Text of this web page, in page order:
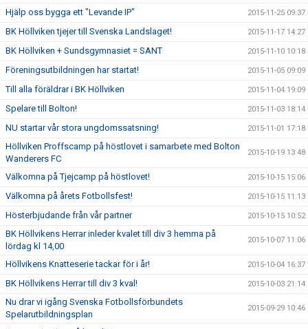
Hjälp oss bygga ett "Levande IP" 2015-11-25 09:37
BK Höllviken tjejer till Svenska Landslaget! 2015-11-17 14:27
BK Höllviken + Sundsgymnasiet = SANT 2015-11-10 10:18
Föreningsutbildningen har startat! 2015-11-05 09:09
Till alla föräldrar i BK Höllviken 2015-11-04 19:09
Spelare till Bolton! 2015-11-03 18:14
NU startar vår stora ungdomssatsning! 2015-11-01 17:18
Höllviken Proffscamp på höstlovet i samarbete med Bolton
Wanderers FC
2015-10-19 13:48
Välkomna på Tjejcamp på höstlovet! 2015-10-15 15:06
Välkomna på årets Fotbollsfest! 2015-10-15 11:13
Hösterbjudande från vår partner 2015-10-15 10:52
BK Höllvikens Herrar inleder kvalet till div 3 hemma på
lördag kl 14,00
2015-10-07 11:06
Höllvikens Knatteserie tackar för i år! 2015-10-04 16:37
BK Höllvikens Herrar till div 3 kval! 2015-10-03 21:14
Nu drar vi igång Svenska Fotbollsförbundets
Spelarutbildningsplan
2015-09-29 10:46